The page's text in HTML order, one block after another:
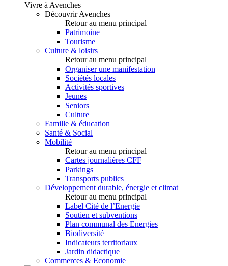
Vivre à Avenches
Découvrir Avenches
Retour au menu principal
Patrimoine
Tourisme
Culture & loisirs
Retour au menu principal
Organiser une manifestation
Sociétés locales
Activités sportives
Jeunes
Seniors
Culture
Famille & éducation
Santé & Social
Mobilité
Retour au menu principal
Cartes journalières CFF
Parkings
Transports publics
Développement durable, énergie et climat
Retour au menu principal
Label Cité de l’Energie
Soutien et subventions
Plan communal des Energies
Biodiversité
Indicateurs territoriaux
Jardin didactique
Commerces & Economie